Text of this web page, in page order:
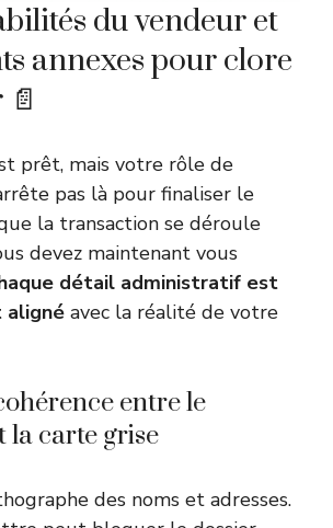
du vendeur et
annexes pour clore
prêt, mais votre rôle de
pas là pour finaliser le
la transaction se déroule
devez maintenant vous
détail administratif est
avec la réalité de votre
entre le
la carte grise
des noms et adresses.